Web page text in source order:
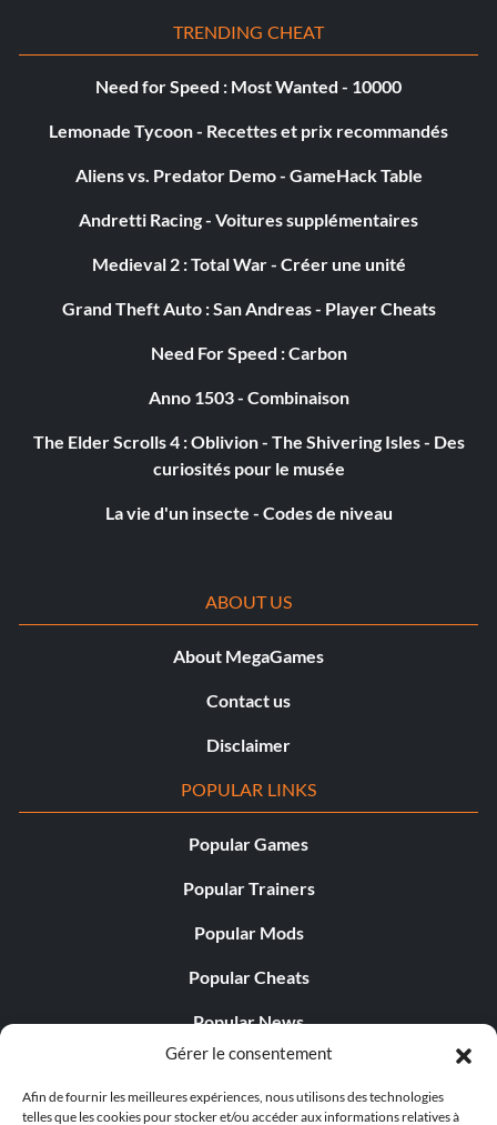
Gérer le consentement
Afin de fournir les meilleures expériences, nous utilisons des technologies
telles que les cookies pour stocker et/ou accéder aux informations relatives à
TRENDING CHEAT
Need for Speed : Most Wanted - 10000
Lemonade Tycoon - Recettes et prix recommandés
Aliens vs. Predator Demo - GameHack Table
Andretti Racing - Voitures supplémentaires
Medieval 2 : Total War - Créer une unité
Grand Theft Auto : San Andreas - Player Cheats
Need For Speed : Carbon
Anno 1503 - Combinaison
The Elder Scrolls 4 : Oblivion - The Shivering Isles - Des
curiosités pour le musée
La vie d'un insecte - Codes de niveau
ABOUT US
About MegaGames
Contact us
Disclaimer
POPULAR LINKS
Popular Games
Popular Trainers
Popular Mods
Popular Cheats
Popular News
Popular Editorials
Popular Free Games